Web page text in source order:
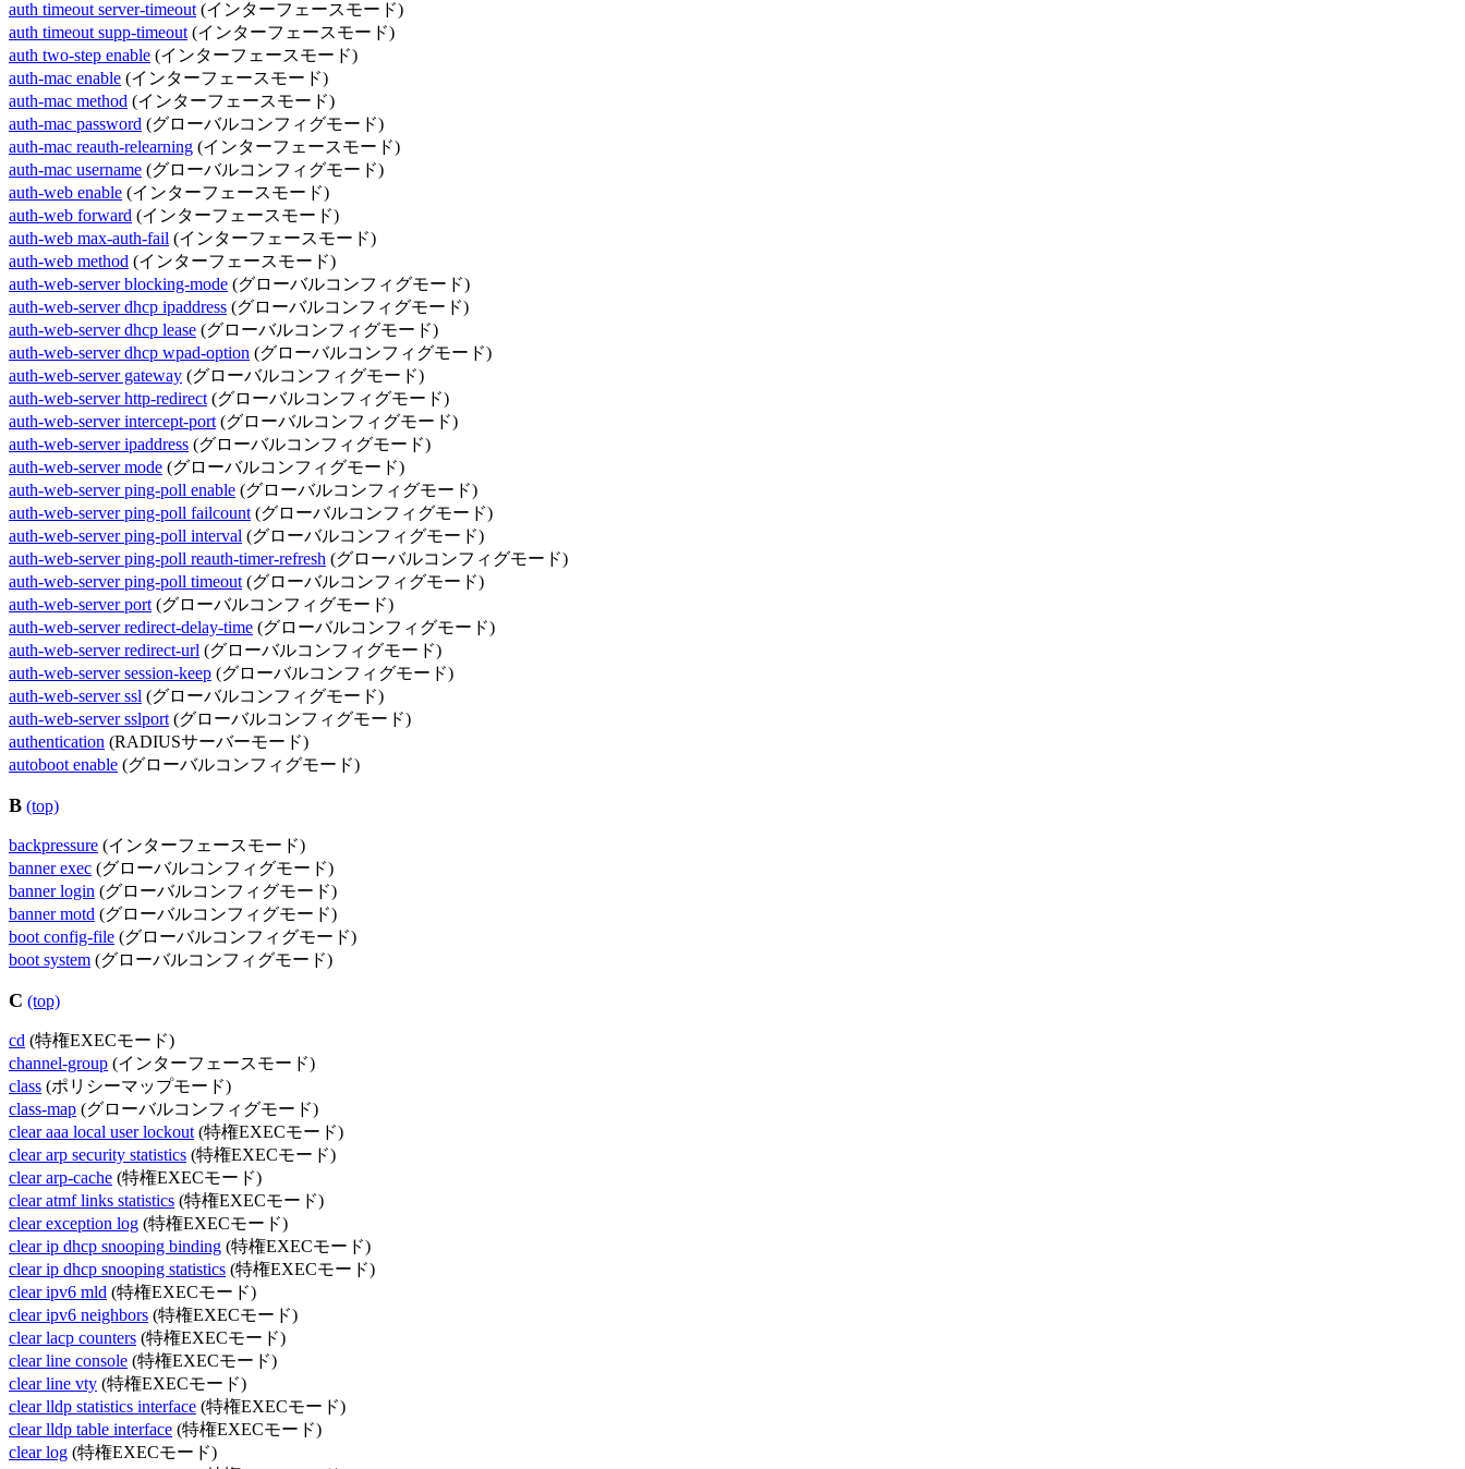
auth timeout server-timeout (インターフェースモード)
auth timeout supp-timeout (インターフェースモード)
auth two-step enable (インターフェースモード)
auth-mac enable (インターフェースモード)
auth-mac method (インターフェースモード)
auth-mac password (グローバルコンフィグモード)
auth-mac reauth-relearning (インターフェースモード)
auth-mac username (グローバルコンフィグモード)
auth-web enable (インターフェースモード)
auth-web forward (インターフェースモード)
auth-web max-auth-fail (インターフェースモード)
auth-web method (インターフェースモード)
auth-web-server blocking-mode (グローバルコンフィグモード)
auth-web-server dhcp ipaddress (グローバルコンフィグモード)
auth-web-server dhcp lease (グローバルコンフィグモード)
auth-web-server dhcp wpad-option (グローバルコンフィグモード)
auth-web-server gateway (グローバルコンフィグモード)
auth-web-server http-redirect (グローバルコンフィグモード)
auth-web-server intercept-port (グローバルコンフィグモード)
auth-web-server ipaddress (グローバルコンフィグモード)
auth-web-server mode (グローバルコンフィグモード)
auth-web-server ping-poll enable (グローバルコンフィグモード)
auth-web-server ping-poll failcount (グローバルコンフィグモード)
auth-web-server ping-poll interval (グローバルコンフィグモード)
auth-web-server ping-poll reauth-timer-refresh (グローバルコンフィグモード)
auth-web-server ping-poll timeout (グローバルコンフィグモード)
auth-web-server port (グローバルコンフィグモード)
auth-web-server redirect-delay-time (グローバルコンフィグモード)
auth-web-server redirect-url (グローバルコンフィグモード)
auth-web-server session-keep (グローバルコンフィグモード)
auth-web-server ssl (グローバルコンフィグモード)
auth-web-server sslport (グローバルコンフィグモード)
authentication (RADIUSサーバーモード)
autoboot enable (グローバルコンフィグモード)
B (top)
backpressure (インターフェースモード)
banner exec (グローバルコンフィグモード)
banner login (グローバルコンフィグモード)
banner motd (グローバルコンフィグモード)
boot config-file (グローバルコンフィグモード)
boot system (グローバルコンフィグモード)
C (top)
cd (特権EXECモード)
channel-group (インターフェースモード)
class (ポリシーマップモード)
class-map (グローバルコンフィグモード)
clear aaa local user lockout (特権EXECモード)
clear arp security statistics (特権EXECモード)
clear arp-cache (特権EXECモード)
clear atmf links statistics (特権EXECモード)
clear exception log (特権EXECモード)
clear ip dhcp snooping binding (特権EXECモード)
clear ip dhcp snooping statistics (特権EXECモード)
clear ipv6 mld (特権EXECモード)
clear ipv6 neighbors (特権EXECモード)
clear lacp counters (特権EXECモード)
clear line console (特権EXECモード)
clear line vty (特権EXECモード)
clear lldp statistics interface (特権EXECモード)
clear lldp table interface (特権EXECモード)
clear log (特権EXECモード)